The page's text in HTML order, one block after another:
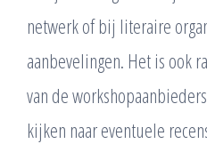
netwerk of bij literaire
aanbevelingen. Het is ook
van de
kijken naar eventuele